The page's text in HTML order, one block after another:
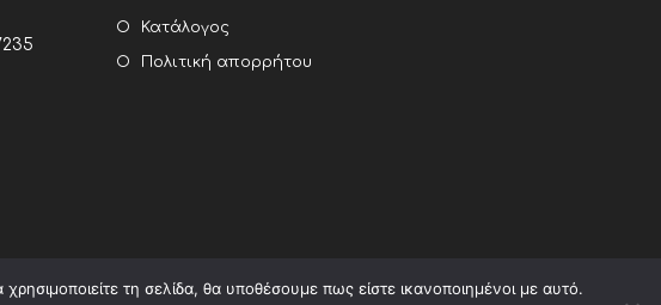
Κατάλογος
Πολιτική απορρήτου
τη σελίδα, θα υποθέσουμε πως είστε ικανοποιημένοι με αυτό.